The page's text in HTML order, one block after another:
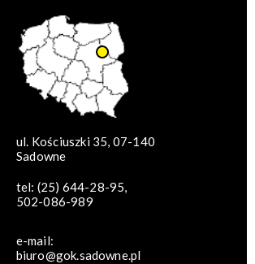
ul. Kościuszki 35, 07-140
Sadowne
tel: (25) 644-28-95,
502-086-989
e-mail:
biuro@gok.sadowne.pl